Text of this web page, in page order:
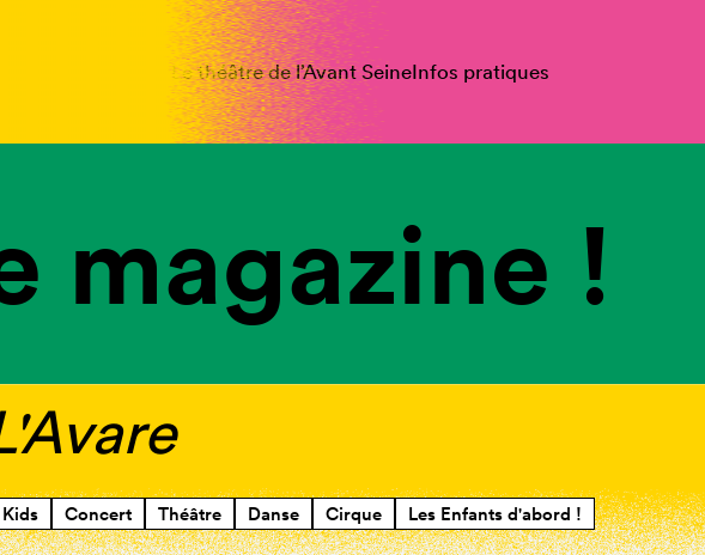
Le théâtre de l’Avant SeineInfos pratiques
magazine !
Kids Concert Théâtre Danse Cirque Les Enfants d'abord !